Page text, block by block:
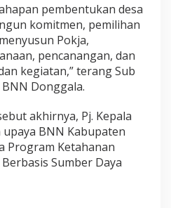
pembentukan desa
komitmen, pemilihan
Pokja,
pencanangan, dan
kegiatan,” terang Sub
Donggala.
akhirnya, Pj. Kepala
BNN Kabupaten
Program Ketahanan
Sumber Daya